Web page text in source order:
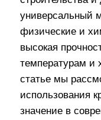
универсальный
физические и
высокая
температурам и
статье мы
использования
значение в